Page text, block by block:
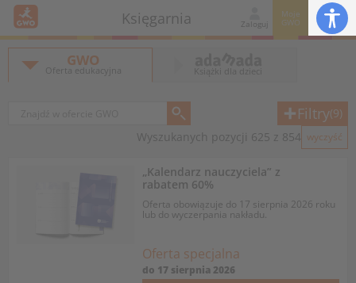
Księgarnia Zaloguj
Moje
GWO
GWO
Oferta edukacyjna Książki dla dzieci
Filtry(9)
Wyszukanych pozycji 625 z 854 wyczyść
„Kalendarz nauczyciela” z
rabatem 60%
Oferta obowiązuje do 17 sierpnia 2026 roku
lub do wyczerpania nakładu.
Oferta specjalna
do 17 sierpnia 2026